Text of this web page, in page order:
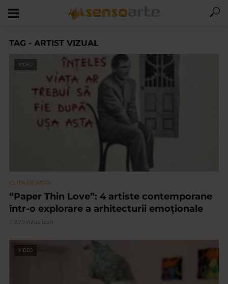
TAG - ARTIST VIZUAL
VIDEO
CLIPA DE ARTA
“Paper Thin Love”: 4 artiste contemporane
într-o explorare a arhitecturii emoționale
7.873 vizualizari
VIDEO